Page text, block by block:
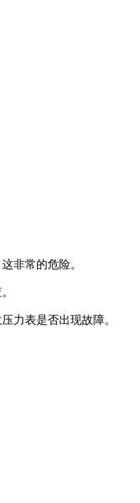
非常的危险。
力表是否出现故障。